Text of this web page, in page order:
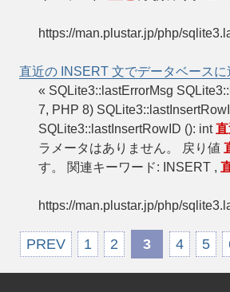
https://man.plustar.jp/php/
直近の INSERT 文でデータベース
« SQLite3::lastErrorMsg
7, PHP 8)
SQLite3::lastInsertRowID (): int
ラメータはありません。 戻り値
す。 関連キーワード: INSERT ,
https://man.plustar.jp/php/
PREV 1 2 3 4 5